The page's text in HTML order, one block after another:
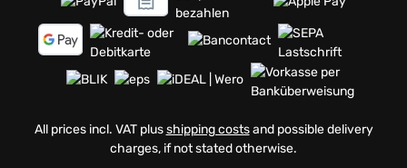
All prices incl. VAT plusshipping costsand possible delivery
charges, if not stated otherwise.